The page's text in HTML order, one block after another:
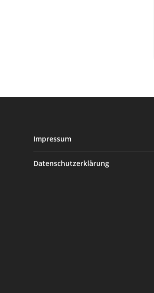
Impressum
Datenschutzerklärung